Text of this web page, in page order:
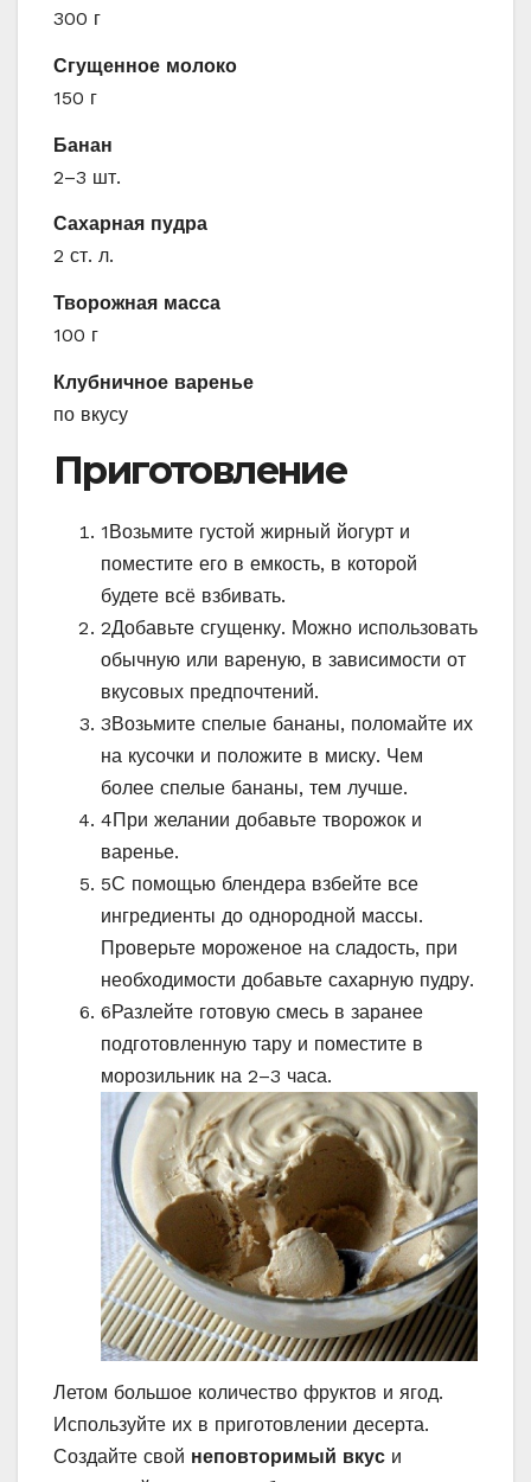
300 г
Сгущенное молоко
150 г
Банан
2–3 шт.
Сахарная пудра
2 ст. л.
Творожная масса
100 г
Клубничное варенье
по вкусу
Приготовление
1Возьмите густой жирный йогурт и
поместите его в емкость, в которой
будете всё взбивать.
2Добавьте сгущенку. Можно использовать
обычную или вареную, в зависимости от
вкусовых предпочтений.
3Возьмите спелые бананы, поломайте их
на кусочки и положите в миску. Чем
более спелые бананы, тем лучше.
4При желании добавьте творожок и
варенье.
5С помощью блендера взбейте все
ингредиенты до однородной массы.
Проверьте мороженое на сладость, при
необходимости добавьте сахарную пудру.
6Разлейте готовую смесь в заранее
подготовленную тару и поместите в
морозильник на 2–3 часа.
Летом большое количество фруктов и ягод.
Используйте их в приготовлении десерта.
Создайте свой неповторимый вкус и